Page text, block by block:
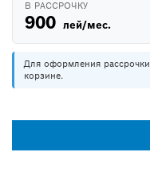
В РАССРОЧКУ
900 лей/мес.
Для оформления
корзине.